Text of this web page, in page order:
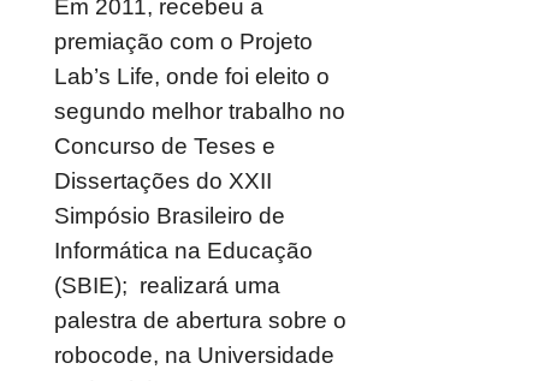
Em 2011, recebeu a
premiação com o Projeto
Lab’s Life, onde foi eleito o
segundo melhor trabalho no
Concurso de Teses e
Dissertações do XXII
Simpósio Brasileiro de
Informática na Educação
(SBIE); realizará uma
palestra de abertura sobre o
robocode, na Universidade